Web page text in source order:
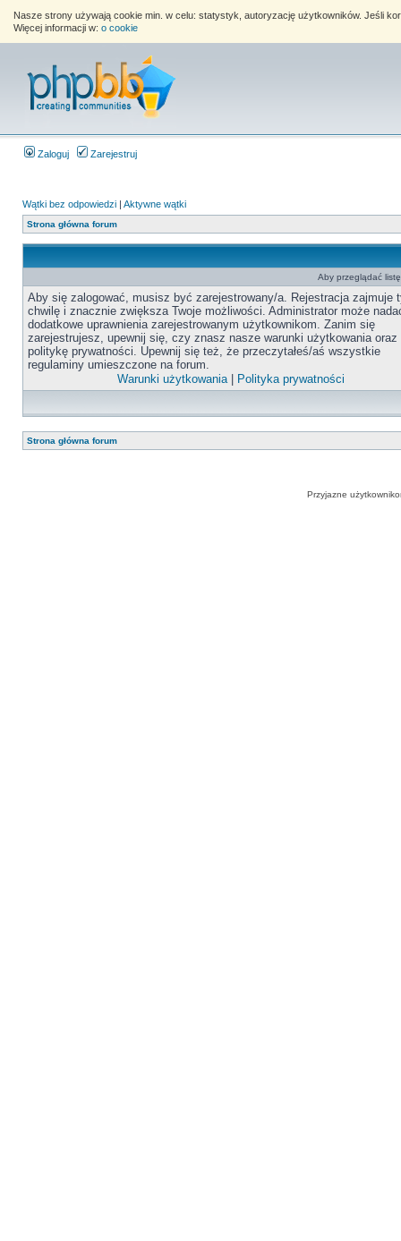
Nasze strony używają cookie min. w celu: statystyk, autoryzację użytkowników. Jeśli
Więcej informacji w: o cookie
Zaloguj Zarejestruj
Wątki bez odpowiedzi | Aktywne wątki
Strona główna forum
Aby przeglądać
Aby się zalogować, musisz być zarejestrowany/a. Rejestracja zajmuje
chwilę i znacznie zwiększa Twoje możliwości. Administrator może
dodatkowe uprawnienia zarejestrowanym użytkownikom. Zanim się
zarejestrujesz, upewnij się, czy znasz nasze warunki użytkowania oraz
politykę prywatności. Upewnij się też, że przeczytałeś/aś wszystkie
regulaminy umieszczone na forum.
Warunki użytkowania| Polityka prywatności
Strona główna forum
Przyjazne